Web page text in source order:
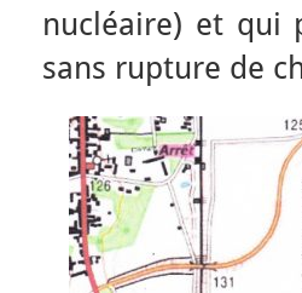
nucléaire) et qui
sans rupture de